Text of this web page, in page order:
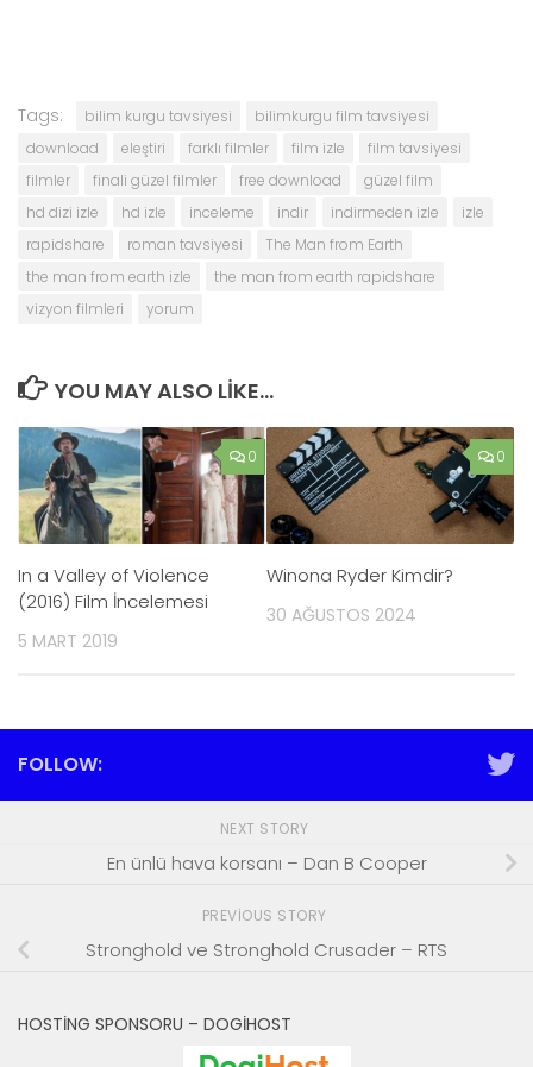
Tags: bilim kurgu tavsiyesi
bilimkurgu film tavsiyesi
download
eleştiri farklı filmler film izle
film tavsiyesi
filmler
finali güzel filmler free download
güzel film
hd dizi izle
hd izle inceleme indir indirmeden izle
izle
rapidshare
roman tavsiyesi
The Man from Earth
the man from earth izle
the man from earth rapidshare
vizyon filmleri
yorum
YOU MAY ALSO LIKE...
0
In a Valley of Violence
(2016) Film İncelemesi
5 MART 2019
0
Winona Ryder Kimdir?
30 AĞUSTOS 2024
FOLLOW:
NEXT STORY
En ünlü hava korsanı – Dan B Cooper
PREVIOUS STORY
Stronghold ve Stronghold Crusader – RTS
HOSTING SPONSORU – DOGIHOST